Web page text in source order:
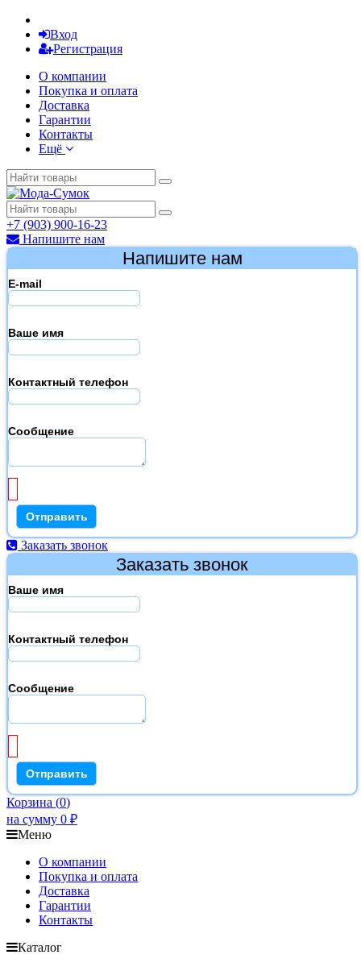
Вход
Регистрация
О компании
Покупка и оплата
Доставка
Гарантии
Контакты
Ещё
+7 (903) 900-16-23
Напишите нам
Напишите нам
E-mail
Ваше имя
Контактный телефон
Сообщение
Заказать звонок
Заказать звонок
Ваше имя
Контактный телефон
Сообщение
Корзина (0)
на сумму 0 ₽
Меню
О компании
Покупка и оплата
Доставка
Гарантии
Контакты
Каталог